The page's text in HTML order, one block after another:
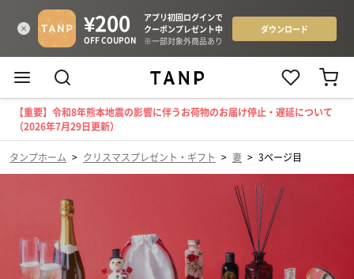
【重要】令和8年熊本地震の影響に伴うお荷物のお届け停止・遅延について
（2026年7月29日更新）
タンプホーム > クリスマスプレゼント・ギフト > 妻 > 3ページ目